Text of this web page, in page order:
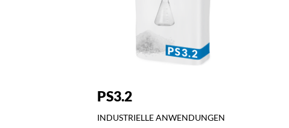
PS3.2
INDUSTRIELLE ANWENDUNGEN